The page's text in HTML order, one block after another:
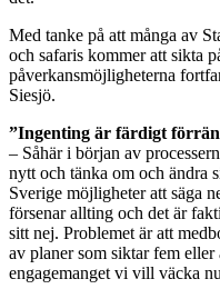
Med tanke på att många av
och safaris kommer att sikta
påverkansmöjligheterna
Siesjö.
”Ingenting är färdigt
– Såhär i början av
nytt och tänka om och ändra
Sverige möjligheter att säga
försenar allting och det är
sitt nej. Problemet är att
av planer som siktar fem
engagemanget vi vill väcka